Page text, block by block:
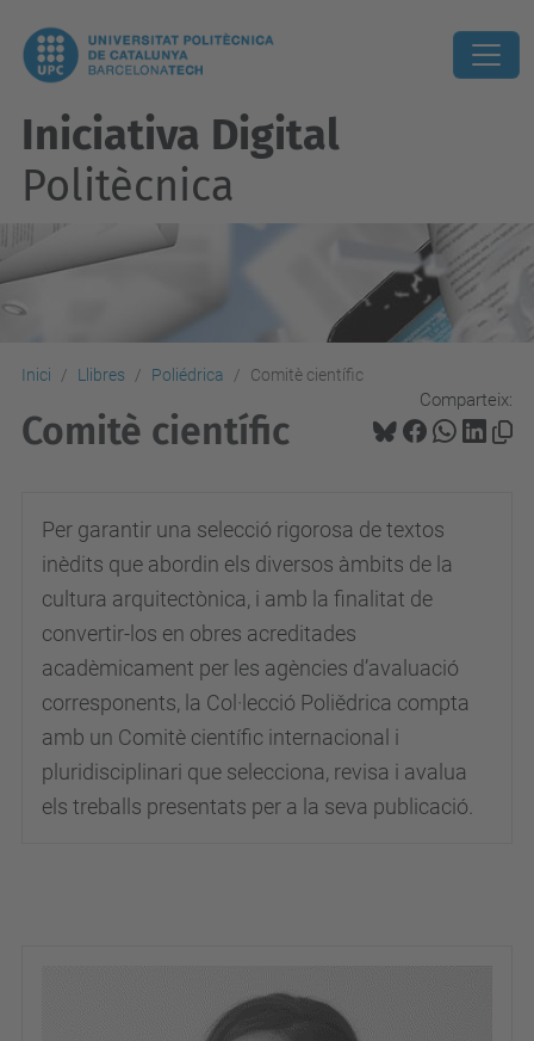
Iniciativa Digital
Politècnica
Inici Llibres Poliédrica Comitè científic
Comparteix:
Comitè científic
Per garantir una selecció rigorosa de textos
inèdits que abordin els diversos àmbits de la
cultura arquitectònica, i amb la finalitat de
convertir-los en obres acreditades
acadèmicament per les agències d’avaluació
corresponents, la Col·lecció Poliědrica compta
amb un Comitè científic internacional i
pluridisciplinari que selecciona, revisa i avalua
els treballs presentats per a la seva publicació.